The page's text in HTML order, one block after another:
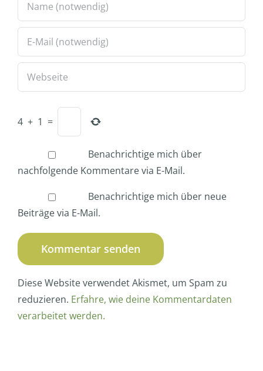
4 + 1 =
Benachrichtige mich über
nachfolgende Kommentare via E-Mail.
Benachrichtige mich über neue
Beiträge via E-Mail.
Diese Website verwendet Akismet, um Spam zu
reduzieren. Erfahre, wie deine Kommentardaten
verarbeitet werden.